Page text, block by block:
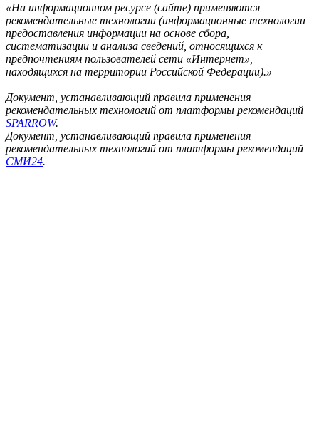
«На информационном ресурсе (сайте) применяются
рекомендательные технологии (информационные технологии
предоставления информации на основе сбора,
систематизации и анализа сведений, относящихся к
предпочтениям пользователей сети «Интернет»,
находящихся на территории Российской Федерации).»
Документ, устанавливающий правила применения
рекомендательных технологий от платформы рекомендаций
SPARROW.
Документ, устанавливающий правила применения
рекомендательных технологий от платформы рекомендаций
СМИ24.